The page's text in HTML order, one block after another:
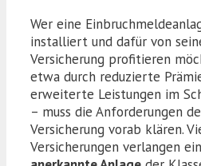
Wer eine
installiert und dafür von
Versicherung profitieren
etwa durch reduzierte
erweiterte Leistungen im
– muss die Anforderungen
Versicherung vorab klären.
Versicherungen verlangen